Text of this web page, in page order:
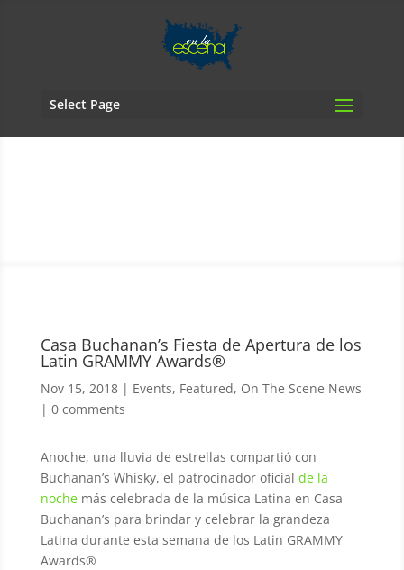
Select Page
Casa Buchanan’s Fiesta de Apertura de los
Latin GRAMMY Awards®
Nov 15, 2018| Events, Featured, On The Scene News
| 0 comments
Anoche, una lluvia de estrellas compartió con
Buchanan’s Whisky, el patrocinador oficial de la
nochemás celebrada de la música Latina en Casa
Buchanan’s para brindar y celebrar la grandeza
Latina durante esta semana de los Latin GRAMMY
Awards®